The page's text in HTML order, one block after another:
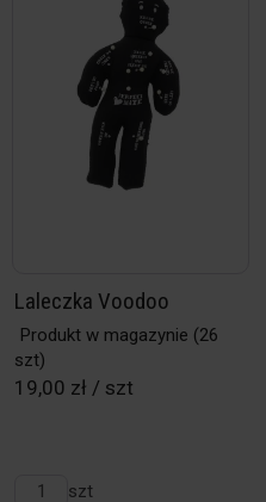
Laleczka Voodoo
Produkt w magazynie (26
szt)
19,00 zł / szt
szt